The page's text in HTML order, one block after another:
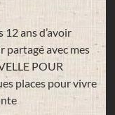
ans d’avoir
partagé avec mes
POUR
places pour vivre